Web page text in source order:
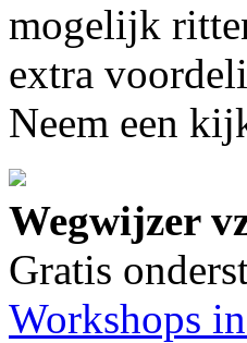
mogelijk
extra
Neem een
Wegwijzer
Gratis
Workshops